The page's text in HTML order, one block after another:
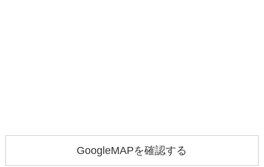
GoogleMAPを確認する